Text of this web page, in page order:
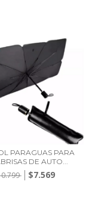
PARAGUAS PARA
DE AUTO...
$7.569